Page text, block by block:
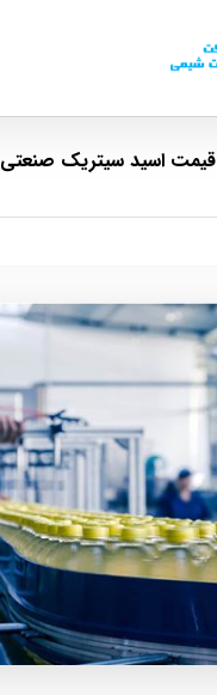
قیمت اسید سیتریک صنعتی